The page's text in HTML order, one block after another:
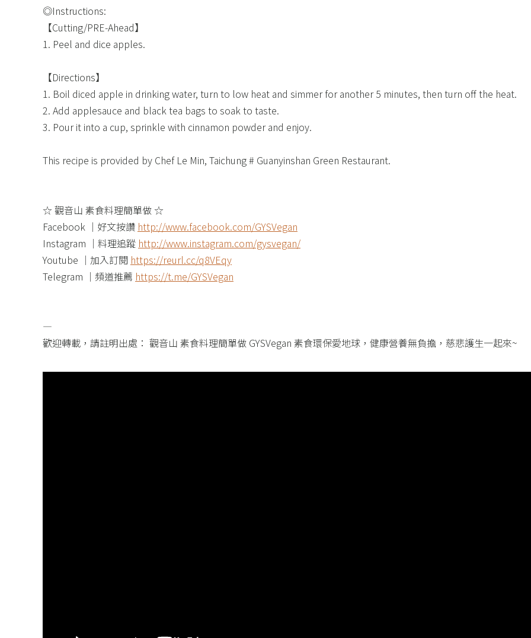
◎Instructions: ​
【Cutting/PRE-Ahead】​
1. Peel and dice apples.​
【Directions】​
1. Boil diced apple in drinking water, turn to low heat and simmer for another 5 minutes, then turn off the heat.​
2. Add applesauce and black tea bags to soak to taste.​
3. Pour it into a cup, sprinkle with cinnamon powder and enjoy.​
This recipe is provided by Chef Le Min, Taichung # Guanyinshan Green Restaurant.
☆ 觀音山 素食料理簡單做 ☆​
Facebook ｜好文按讚 http://www.facebook.com/GYSVegan​
Instagram ｜料理追蹤 http://www.instagram.com/gysvegan/​
Youtube ｜加入訂閱 https://reurl.cc/q8VEqy
Telegram ｜頻道推薦 https://t.me/GYSVegan​
—​
歡迎轉載，請註明出處： 觀音山 素食料理簡單做 GYSVegan 素食環保愛地球，健康營養無負擔，慈悲護生一起來~